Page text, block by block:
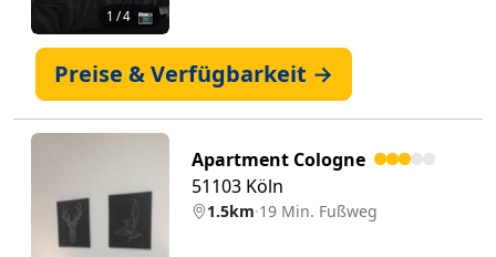
1 / 4 📷
Preise & Verfügbarkeit →
Apartment Cologne
51103 Köln
1.5km·19 Min. Fußweg